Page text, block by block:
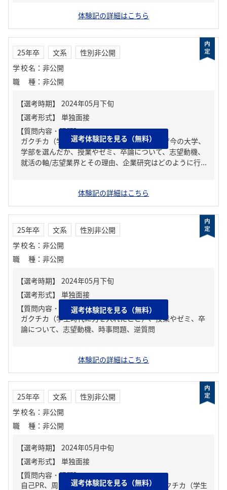
体験記の詳細はこちら
25年卒 文系
性別非公開
学校名 ： 非公開
職種 ： 非公開
【質問内容・課題】
ガクチカ（学生時代に力を入れたこと）、なぜ今の大学、
学部を選んだか、授業やゼミ、卒論について、志望動機、
就活の軸/志望業界とその理由、企業研究はどのように行...
選考体験記を見る（無料）
体験記の詳細はこちら
25年卒 文系
性別非公開
学校名 ： 非公開
職種 ： 非公開
【質問内容・課題】
ガクチカ（学生時代に力を入れたこと）、授業やゼミ、卒
論について、志望動機、時事問題、逆質問
選考体験記を見る（無料）
体験記の詳細はこちら
25年卒 文系
性別非公開
学校名 ： 非公開
職種 ： 非公開
【質問内容・課題】
自己PR、周りからどんな人といわれる？、ガクチカ（学生
選考体験記を見る（無料）